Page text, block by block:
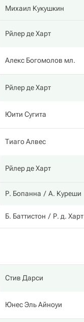
Михаил Кукушкин
Рйлер де Харт
Алекс Богомолов мл.
Рйлер де Харт
Юити Сугита
Тиаго Алвес
Рйлер де Харт
Р. Бопанна А. Куреши
Б. Баттистон Р. д. Харт
Стив Дарси
Юнес Эль Айноуи